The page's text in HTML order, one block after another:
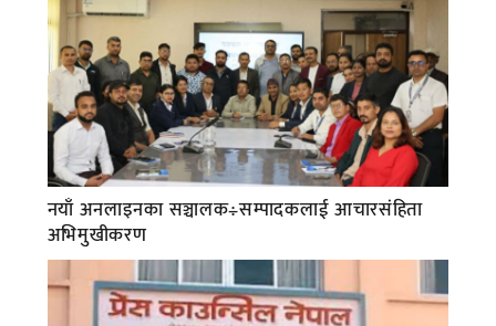
नयाँ अनलाइनका सञ्चालक÷सम्पादकलाई आचारसंहिता
अभिमुखीकरण